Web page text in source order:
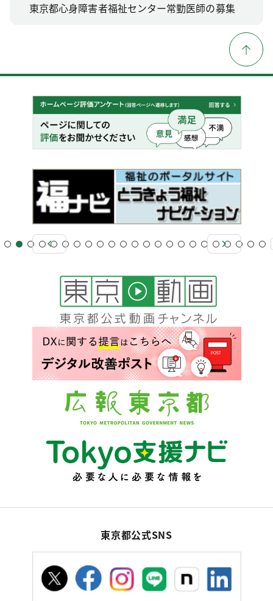
東京都心身障害者福祉センター常勤医師の募集
東京都公式SNS